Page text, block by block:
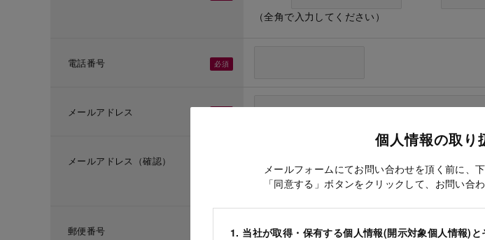
個人情報の取り
メールフォームにてお問い合わせを頂く前に、
「同意する」ボタンをクリックして、お問い合
1. 当社が取得・保有する個人情報(開示対象個人情報)と
（全角で入力してください）
電話番号
メールアドレス
メールアドレス（確認）
（メールアドレス確認のため再度入力をお願いし
郵便番号